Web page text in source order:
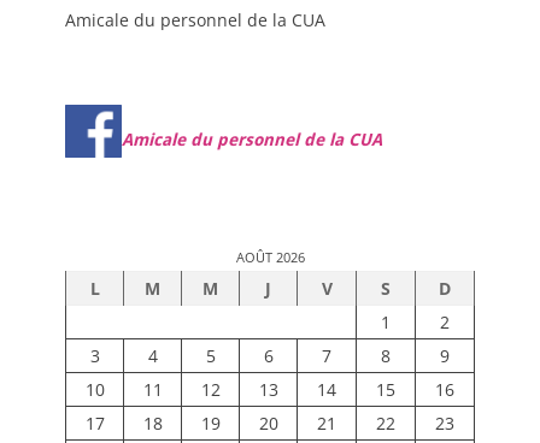
Amicale du personnel de la CUA
Amicale du personnel de la CUA
AOÛT 2026
L M M J V S
D
1
2
3
4 5 6 7 8
9
10
11 12 13 14 15
16
17
18 19 20 21 22
23